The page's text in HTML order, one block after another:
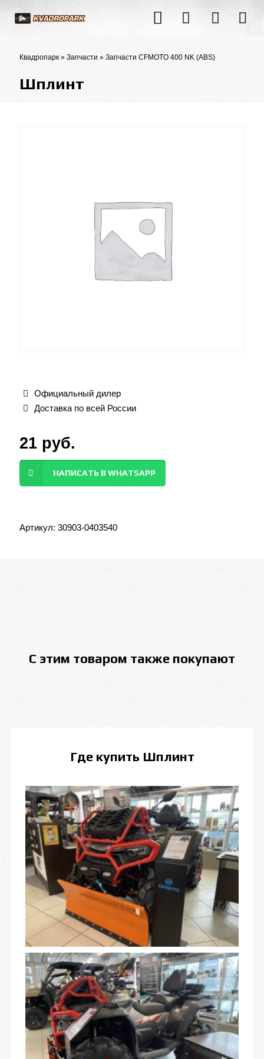
Квадропарк » Запчасти » Запчасти CFMOTO 400 NK (ABS)
Шплинт
Официальный дилер
Доставка по всей России
21 руб.
НАПИСАТЬ В WHATSAPP
Артикул: 30903-0403540
С этим товаром также покупают
Где купить Шплинт